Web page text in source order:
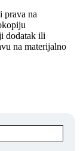
prava na
dodatak ili
na materijalno